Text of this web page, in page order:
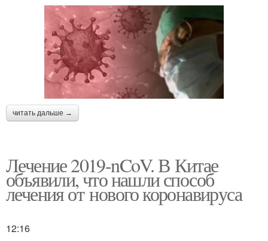
читать дальше →
Лечение 2019-nCoV. В Китае
объявили, что нашли способ
лечения от нового коронавируса
12:16